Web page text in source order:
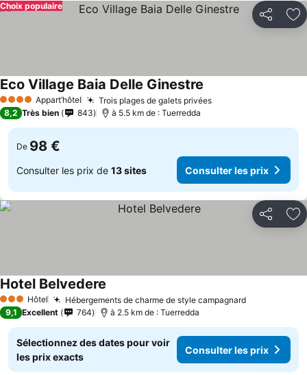
Partager
Choix populaire
4 Étoiles Appart’hôtel Trois plages de galets privées
Eco Village Baia Delle Ginestre
8,2 Très bien 843 à 5.5 km de : Tuerredda
De 98 €
Consulter les prix de 13 sites Consulter les prix
Partager
3 ÉtoilesHôtel Hébergements de charme de style campagnard
Hotel Belvedere
9,1 Excellent 764 à 2.5 km de : Tuerredda
Sélectionnez des dates pour voir
les prix exacts
Consulter les prix